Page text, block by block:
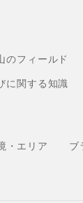
のフィールド
に関する知識
・エリア ブ